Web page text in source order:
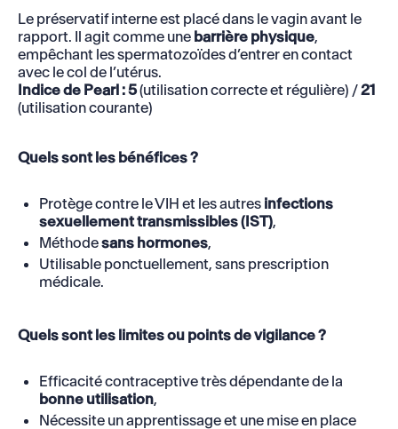
Le préservatif interne est placé dans le vagin avant le
rapport. Il agit comme une barrière physique,
empêchant les spermatozoïdes d’entrer en contact
avec le col de l’utérus.
Indice de Pearl : 5(utilisation correcte et régulière) /21
(utilisation courante)
Quels sont les bénéfices ?
Protège contre le VIH et les autres infections
sexuellement transmissibles (IST),
Méthodesans hormones,
Utilisable ponctuellement, sans prescription
médicale.
Quels sont les limites ou points de vigilance ?
Efficacité contraceptive très dépendante de la
bonne utilisation,
Nécessite un apprentissage et une mise en place